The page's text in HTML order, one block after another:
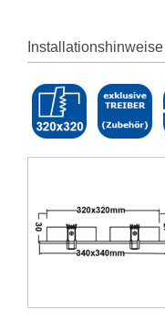
Installationshinweise